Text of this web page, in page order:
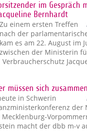
im Gespräch
Bernhardt
Zu einem ersten Treffen
nach der
kam es am 22. August im
zwischen der Ministerin
müssen sich
in Schwerin
der
macht der dbb m-v